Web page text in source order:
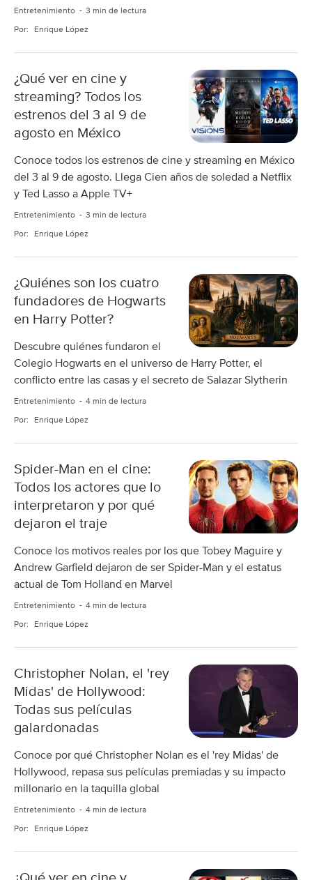
Entretenimiento 3 min de lectura
Por: Enrique López
¿Qué ver en cine y
streaming? Todos los
estrenos del 3 al 9 de
agosto en México
Conoce todos los estrenos de cine y streaming en México
del 3 al 9 de agosto. Llega Cien años de soledad a Netflix
y Ted Lasso a Apple TV+
Entretenimiento 3 min de lectura
Por: Enrique López
¿Quiénes son los cuatro
fundadores de Hogwarts
en Harry Potter?
Descubre quiénes fundaron el
Colegio Hogwarts en el universo de Harry Potter, el
conflicto entre las casas y el secreto de Salazar Slytherin
Entretenimiento 4 min de lectura
Por: Enrique López
Spider-Man en el cine:
Todos los actores que lo
interpretaron y por qué
dejaron el traje
Conoce los motivos reales por los que Tobey Maguire y
Andrew Garfield dejaron de ser Spider-Man y el estatus
actual de Tom Holland en Marvel
Entretenimiento 4 min de lectura
Por: Enrique López
Christopher Nolan, el 'rey
Midas' de Hollywood:
Todas sus películas
galardonadas
Conoce por qué Christopher Nolan es el 'rey Midas' de
Hollywood, repasa sus películas premiadas y su impacto
millonario en la taquilla global
Entretenimiento 4 min de lectura
Por: Enrique López